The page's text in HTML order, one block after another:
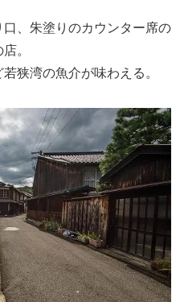
、朱塗りのカウンター席の
。
狭湾の魚介が味わえる。